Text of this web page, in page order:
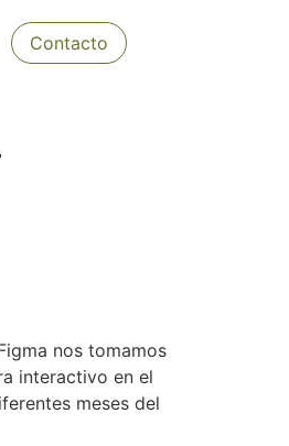
Contacto
nos tomamos
interactivo en el
meses del